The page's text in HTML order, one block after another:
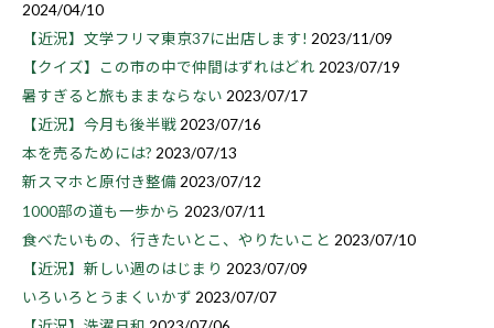
2024/04/10
【近況】文学フリマ東京37に出店します! 2023/11/09
【クイズ】この市の中で仲間はずれはどれ 2023/07/19
暑すぎると旅もままならない 2023/07/17
【近況】今月も後半戦 2023/07/16
本を売るためには? 2023/07/13
新スマホと原付き整備2023/07/12
1000部の道も一歩から 2023/07/11
食べたいもの、行きたいとこ、やりたいこと 2023/07/10
【近況】新しい週のはじまり 2023/07/09
いろいろとうまくいかず 2023/07/07